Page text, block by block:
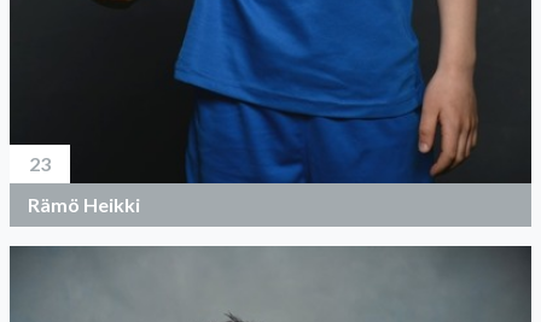
23
Rämö Heikki